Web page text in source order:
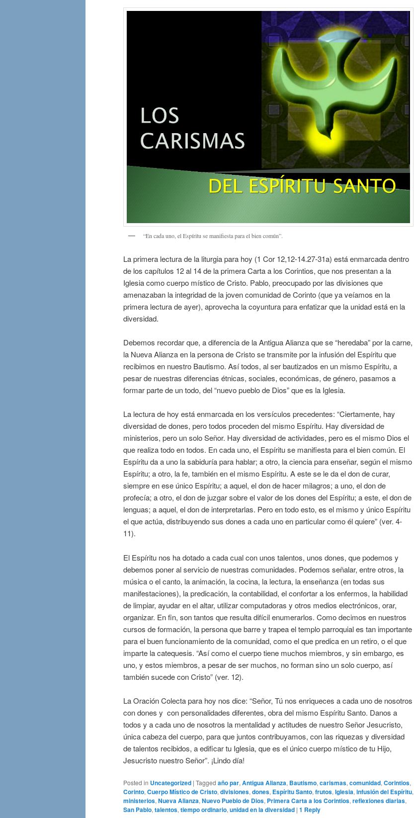
“En cada uno, el Espíritu se manifiesta para el bien común”.
La primera lectura de la liturgia para hoy (1 Cor 12,12-14.27-31a) está enmarcada dentro
de los capítulos 12 al 14 de la primera Carta a los Corintios, que nos presentan a la
Iglesia como cuerpo místico de Cristo. Pablo, preocupado por las divisiones que
amenazaban la integridad de la joven comunidad de Corinto (que ya veíamos en la
primera lectura de ayer), aprovecha la coyuntura para enfatizar que la unidad está en la
diversidad.
Debemos recordar que, a diferencia de la Antigua Alianza que se “heredaba” por la carne,
la Nueva Alianza en la persona de Cristo se transmite por la infusión del Espíritu que
recibimos en nuestro Bautismo. Así todos, al ser bautizados en un mismo Espíritu, a
pesar de nuestras diferencias étnicas, sociales, económicas, de género, pasamos a
formar parte de un todo, del “nuevo pueblo de Dios” que es la Iglesia.
La lectura de hoy está enmarcada en los versículos precedentes: “Ciertamente, hay
diversidad de dones, pero todos proceden del mismo Espíritu. Hay diversidad de
ministerios, pero un solo Señor. Hay diversidad de actividades, pero es el mismo Dios el
que realiza todo en todos. En cada uno, el Espíritu se manifiesta para el bien común. El
Espíritu da a uno la sabiduría para hablar; a otro, la ciencia para enseñar, según el mismo
Espíritu; a otro, la fe, también en el mismo Espíritu. A este se le da el don de curar,
siempre en ese único Espíritu; a aquel, el don de hacer milagros; a uno, el don de
profecía; a otro, el don de juzgar sobre el valor de los dones del Espíritu; a este, el don de
lenguas; a aquel, el don de interpretarlas. Pero en todo esto, es el mismo y único Espíritu
el que actúa, distribuyendo sus dones a cada uno en particular como él quiere” (ver. 4-
11).
El Espíritu nos ha dotado a cada cual con unos talentos, unos dones, que podemos y
debemos poner al servicio de nuestras comunidades. Podemos señalar, entre otros, la
música o el canto, la animación, la cocina, la lectura, la enseñanza (en todas sus
manifestaciones), la predicación, la contabilidad, el confortar a los enfermos, la habilidad
de limpiar, ayudar en el altar, utilizar computadoras y otros medios electrónicos, orar,
organizar. En fin, son tantos que resulta difícil enumerarlos. Como decimos en nuestros
cursos de formación, la persona que barre y trapea el templo parroquial es tan importante
para el buen funcionamiento de la comunidad, como el que predica en un retiro, o el que
imparte la catequesis. “Así como el cuerpo tiene muchos miembros, y sin embargo, es
uno, y estos miembros, a pesar de ser muchos, no forman sino un solo cuerpo, así
también sucede con Cristo” (ver. 12).
La Oración Colecta para hoy nos dice: “Señor, Tú nos enriqueces a cada uno de nosotros
con dones y con personalidades diferentes, obra del mismo Espíritu Santo. Danos a
todos y a cada uno de nosotros la mentalidad y actitudes de nuestro Señor Jesucristo,
única cabeza del cuerpo, para que juntos contribuyamos, con las riquezas y diversidad
de talentos recibidos, a edificar tu Iglesia, que es el único cuerpo místico de tu Hijo,
Jesucristo nuestro Señor”. ¡Lindo día!
Posted in Uncategorized | Tagged año par,Antigua Alianza, Bautismo,carismas,comunidad,Corintios,
Corinto,Cuerpo Místico de Cristo,divisiones,dones, Espíritu Santo,frutos,Iglesia,infusión del Espíritu,
ministerios,Nueva Alianza,Nuevo Pueblo de Dios, Primera Carta a los Corintios,reflexiones diarias,
San Pablo,talentos,tiempo ordinario,unidad en la diversidad | 1 Reply